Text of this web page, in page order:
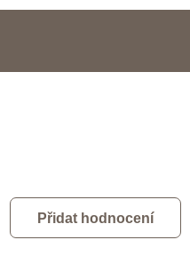
Přidat hodnocení